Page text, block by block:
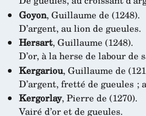
Goyon, Guillaume de (1248).
D’argent, au lion de gueules.
Hersart, Guillaume (1248).
D’or, à la herse de labour de
Kergariou, Guillaume de
D’argent, fretté de gueules
Kergorlay, Pierre de (1270).
Vairé d’or et de gueules.